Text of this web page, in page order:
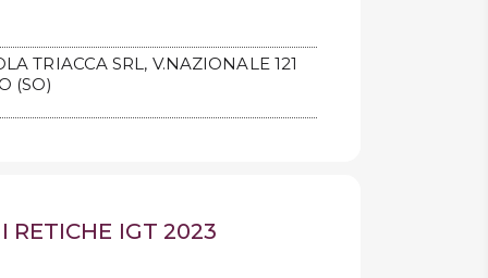
TRIACCA SRL, V.NAZIONALE 121
(SO)
RETICHE IGT 2023